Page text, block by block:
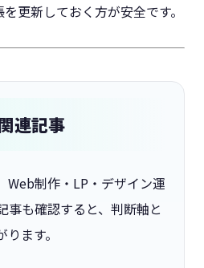
更新しておく方が安全です。
連記事
Web制作・LP・デザイン運
事も確認すると、判断軸と
ます。